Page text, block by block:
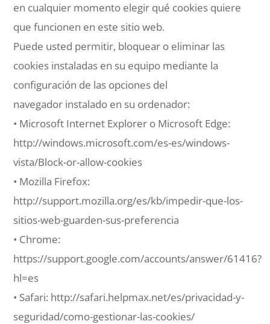
en cualquier momento elegir qué cookies quiere
que funcionen en este sitio web.
Puede usted permitir, bloquear o eliminar las
cookies instaladas en su equipo mediante la
configuración de las opciones del
navegador instalado en su ordenador:
• Microsoft Internet Explorer o Microsoft Edge:
http://windows.microsoft.com/es-es/windows-
vista/Block-or-allow-cookies
• Mozilla Firefox:
http://support.mozilla.org/es/kb/impedir-que-los-
sitios-web-guarden-sus-preferencia
• Chrome:
https://support.google.com/accounts/answer/61416?
hl=es
• Safari: http://safari.helpmax.net/es/privacidad-y-
seguridad/como-gestionar-las-cookies/